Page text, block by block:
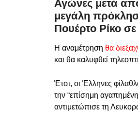
Αγώνες μετά
μεγάλη
Πουέρτο Ρίκο σε
Η αναμέτρηση θα
και θα καλυφθεί
Έτσι, οι Έλληνες
την “επίσημη
αντιμετώπισε τη